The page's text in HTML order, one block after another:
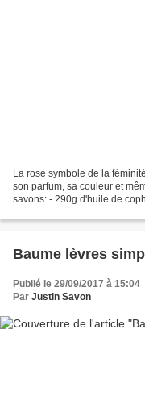
La rose symbole de la
son parfum, sa couleur et
savons: - 290g d'huile de
Baume
Publié le 29/09/2017 à 15:04
Par Justin Savon